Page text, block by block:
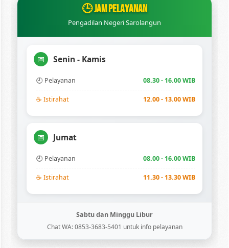
🕒 JAM PELAYANAN
Pengadilan Negeri Sarolangun
📅 Senin - Kamis
🕘 Pelayanan 08.30 - 16.00 WIB
☕ Istirahat 12.00 - 13.00 WIB
📅 Jumat
🕘 Pelayanan 08.00 - 16.00 WIB
☕ Istirahat 11.30 - 13.30 WIB
Sabtu dan Minggu Libur
Chat WA: 0853-3683-5401 untuk info pelayanan